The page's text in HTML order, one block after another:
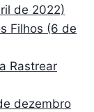
de 2022)
Filhos (6 de
Rastrear
dezembro